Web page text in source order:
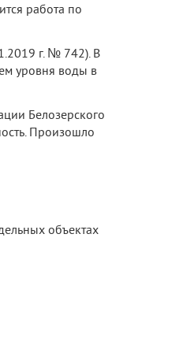
работа по
г. № 742). В
уровня воды в
Белозерского
Произошло
объектах